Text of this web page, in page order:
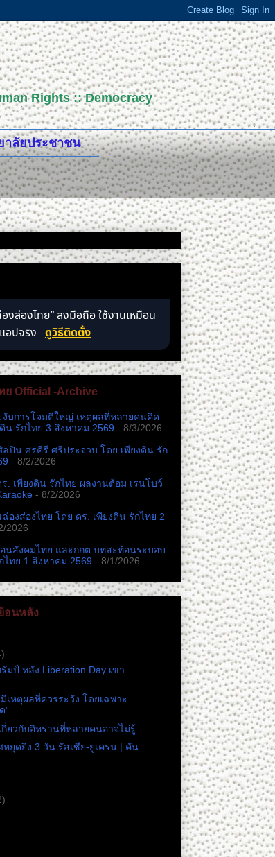
Rights :: Democracy
ลัยประชาชน
งส่องไทย” ลงมือถือ ใช้งานเหมือน
แอปจริง ดูวิธีติดตั้ง
ย Official -Archive
งับการโจมตีใหญ่ เหตุผลที่หลายคนคิด
น รักไทย 3 สิงหาคม 2569 - 8/3/2026
ลปิน ศรคีรี ศรีประจวบ โดย เพียงดิน รัก
- 8/2/2026
. เพียงดิน รักไทย ผลงานต้อม เรนโบว์
- 8/2/2026
องส่องไทย โดย ดร. เพียงดิน รักไทย 2
2026
นสังคมไทย และกกต.​บทสะท้อนระบอบ
ไทย 1 สิงหาคม 2569 - 8/1/2026
อนหลัง
มป์ หลัง Liberation Day เขา
หตุผลที่ควรระวัง โดยเฉพาะ
”
กี่ยวกับอิหร่านที่หลายคนอาจไม่รู้
ยุดยิง 3 วัน รัสเซีย-ยูเครน | คัน